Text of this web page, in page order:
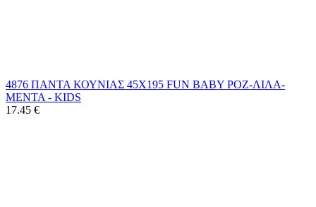
4876 ΠΑΝΤΑ ΚΟΥΝΙΑΣ 45Χ195 FUN BABY ΡΟΖ-ΛΙΛΑ-
ΜΕΝΤΑ - KIDS
17.45 €